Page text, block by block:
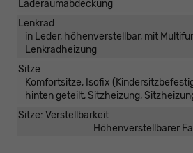
Laderaumabdeckung
Lenkrad
in Leder, höhenverstellbar, mit
Lenkradheizung
Sitze
Komfortsitze, Isofix
hinten geteilt, Sitzheizung,
Sitze: Verstellbarkeit
Höhenverstellbarer